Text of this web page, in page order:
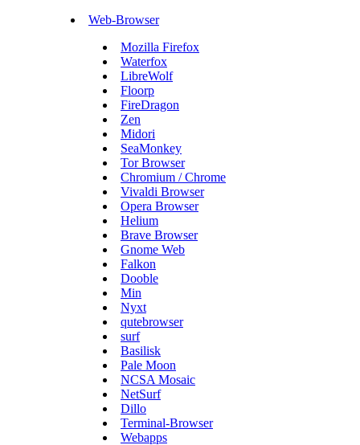
Web-Browser
Mozilla Firefox
Waterfox
LibreWolf
Floorp
FireDragon
Zen
Midori
SeaMonkey
Tor Browser
Chromium / Chrome
Vivaldi Browser
Opera Browser
Helium
Brave Browser
Gnome Web
Falkon
Dooble
Min
Nyxt
qutebrowser
surf
Basilisk
Pale Moon
NCSA Mosaic
NetSurf
Dillo
Terminal-Browser
Webapps